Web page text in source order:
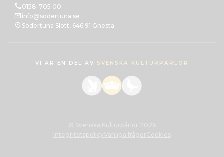
0158-705 00
info@sodertuna.se
Södertuna Slott, 646 91 Gnesta
VI ÄR EN DEL AV SVENSKA KULTURPÄRLOR